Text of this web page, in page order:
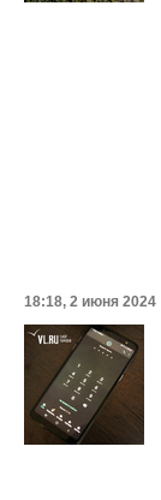
18:18, 2 июня 2024